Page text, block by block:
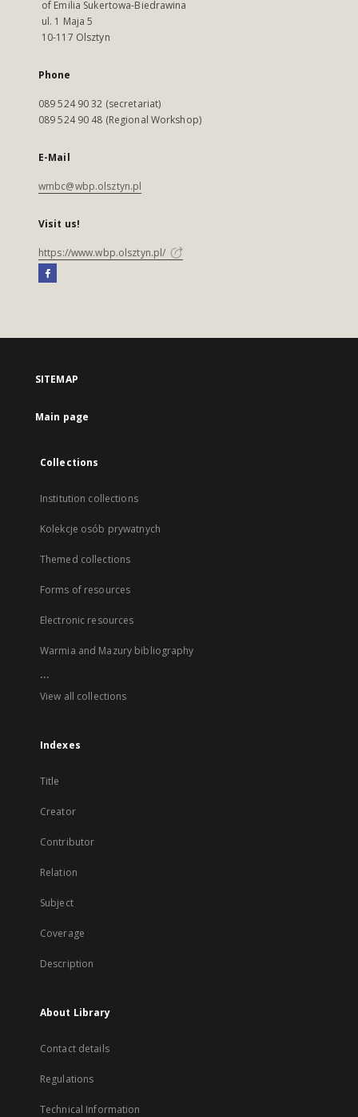
of Emilia Sukertowa-Biedrawina
ul. 1 Maja 5
10-117 Olsztyn
Phone
089 524 90 32 (secretariat)
089 524 90 48 (Regional Workshop)
E-Mail
wmbc@wbp.olsztyn.pl
Visit us!
https://www.wbp.olsztyn.pl/
SITEMAP
Main page
Collections
Institution collections
Kolekcje osób prywatnych
Themed collections
Forms of resources
Electronic resources
Warmia and Mazury bibliography
...
View all collections
Indexes
Title
Creator
Contributor
Relation
Subject
Coverage
Description
About Library
Contact details
Regulations
Technical Information